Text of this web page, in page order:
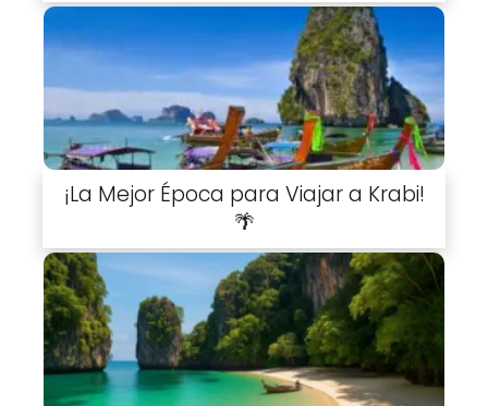
¡La Mejor Época para Viajar a Krabi!
🌴